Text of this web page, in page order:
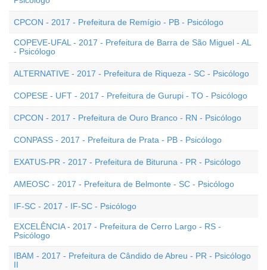
CPCON - 2017 - Prefeitura de Remígio - PB - Psicólogo
COPEVE-UFAL - 2017 - Prefeitura de Barra de São Miguel - AL
- Psicólogo
ALTERNATIVE - 2017 - Prefeitura de Riqueza - SC - Psicólogo
COPESE - UFT - 2017 - Prefeitura de Gurupi - TO - Psicólogo
CPCON - 2017 - Prefeitura de Ouro Branco - RN - Psicólogo
CONPASS - 2017 - Prefeitura de Prata - PB - Psicólogo
EXATUS-PR - 2017 - Prefeitura de Bituruna - PR - Psicólogo
AMEOSC - 2017 - Prefeitura de Belmonte - SC - Psicólogo
IF-SC - 2017 - IF-SC - Psicólogo
EXCELÊNCIA - 2017 - Prefeitura de Cerro Largo - RS -
Psicólogo
IBAM - 2017 - Prefeitura de Cândido de Abreu - PR - Psicólogo
II